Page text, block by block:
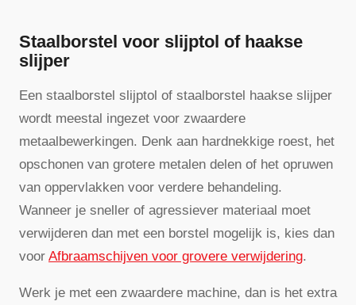
Staalborstel voor slijptol of haakse
slijper
Een staalborstel slijptol of staalborstel haakse slijper
wordt meestal ingezet voor zwaardere
metaalbewerkingen. Denk aan hardnekkige roest, het
opschonen van grotere metalen delen of het opruwen
van oppervlakken voor verdere behandeling.
Wanneer je sneller of agressiever materiaal moet
verwijderen dan met een borstel mogelijk is, kies dan
voor Afbraamschijven voor grovere verwijdering.
Werk je met een zwaardere machine, dan is het extra